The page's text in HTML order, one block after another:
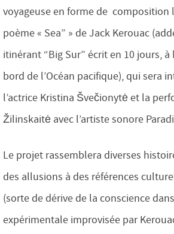
voyageuse en forme de composition
poème « Sea” » de Jack Kerouac
itinérant “Big Sur” écrit en 10 jours, à
bord de l’Océan pacifique), qui sera
l’actrice Kristina Švečionytė et la
Žilinskaitė avec l’artiste sonore
Le projet rassemblera diverses
des allusions à des références
(sorte de dérive de la conscience
expérimentale improvisée par